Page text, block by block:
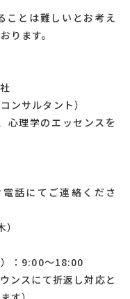
ことは難しいとお考え
ります。
ンサルタント）
心理学のエッセンスを
話にてご連絡くださ
：9:00～18:00
ンスにて折返し対応と